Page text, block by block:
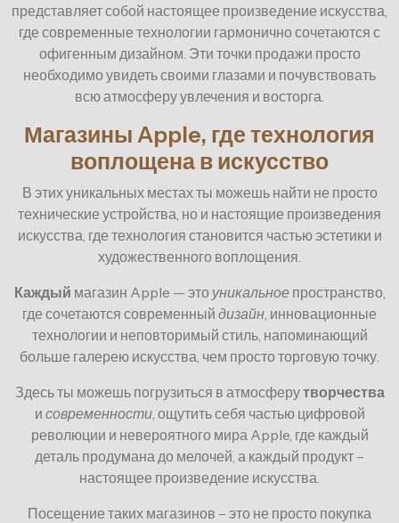
представляет собой настоящее произведение искусства,
где современные технологии гармонично сочетаются с
офигенным дизайном. Эти точки продажи просто
необходимо увидеть своими глазами и почувствовать
всю атмосферу увлечения и восторга.
Магазины Apple, где технология
воплощена в искусство
В этих уникальных местах ты можешь найти не просто
технические устройства, но и настоящие произведения
искусства, где технология становится частью эстетики и
художественного воплощения.
Каждый магазин Apple — это уникальноепространство,
где сочетаются современный дизайн , инновационные
технологии и неповторимый стиль, напоминающий
больше галерею искусства, чем просто торговую точку.
Здесь ты можешь погрузиться в атмосферутворчества
и современности, ощутить себя частью цифровой
революции и невероятного мира Apple, где каждый
деталь продумана до мелочей, а каждый продукт –
настоящее произведение искусства.
Посещение таких магазинов – это не просто покупка